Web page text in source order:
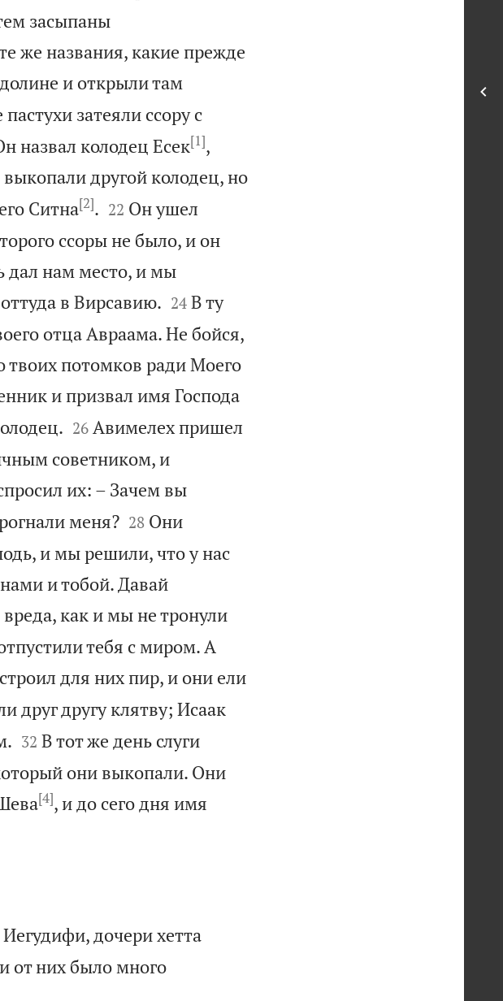
засыпаны
же названия, какие прежде
и открыли там
пастухи затеяли ссору с
назвал колодец Есек[1],
другой колодец, но
Ситна[2].
22 Он ушел
ссоры не было, и он
дал нам место, и мы
в Вирсавию.
24 В ту
отца Авраама. Не бойся,
твоих потомков ради Моего
и призвал имя Господа

26 Авимелех пришел
советником, и
их: – Зачем вы
меня?
28 Они
и мы решили, что у нас
и тобой. Давай
как и мы не тронули
тебя с миром. А
для них пир, и они ели
друг другу клятву; Исаак

32 В тот же день слуги
они выкопали. Они
[4], и до сего дня имя
дочери хетта
и от них было много